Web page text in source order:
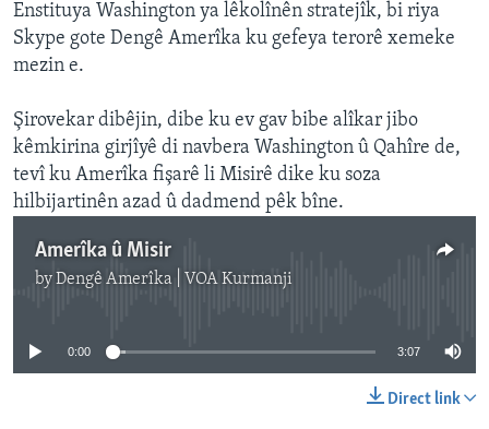
Enstituya Washington ya lêkolînên stratejîk, bi riya
Skype gote Dengê Amerîka ku gefeya terorê xemeke
mezin e.
Şirovekar dibêjin, dibe ku ev gav bibe alîkar jibo
kêmkirina girjîyê di navbera Washington û Qahîre de,
tevî ku Amerîka fişarê li Misirê dike ku soza
hilbijartinên azad û dadmend pêk bîne.
Amerîka û Misir
byDengê Amerîka | VOA Kurmanji
No media source currently available
0:00 3:07
Direct link